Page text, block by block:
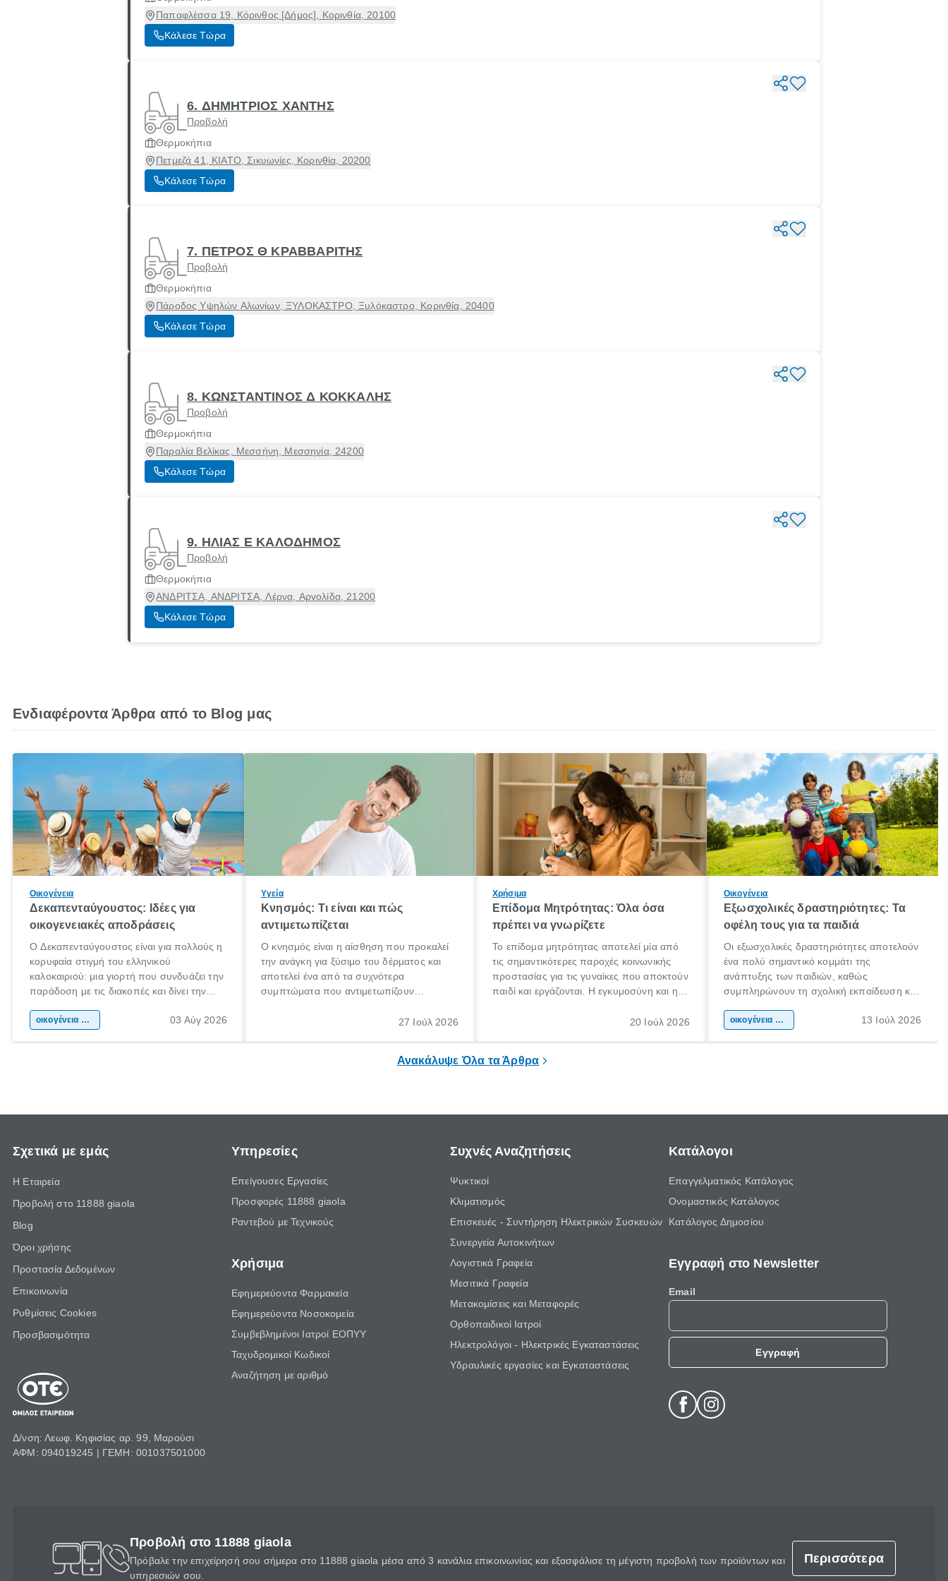
Παπαφλέσσα 19, Κόρινθος [Δήμος], Κορινθία, 20100
Κάλεσε Τώρα
6. ΔΗΜΗΤΡΙΟΣ ΧΑΝΤΗΣ
Προβολή
Θερμοκήπια
Πετμεζά 41, ΚΙΑΤΟ, Σικυωνίες, Κορινθία, 20200
Κάλεσε Τώρα
7. ΠΕΤΡΟΣ Θ ΚΡΑΒΒΑΡΙΤΗΣ
Προβολή
Θερμοκήπια
Πάροδος Υψηλών Αλωνίων, ΞΥΛΟΚΑΣΤΡΟ, Ξυλόκαστρο, Κορινθία, 20400
Κάλεσε Τώρα
8. ΚΩΝΣΤΑΝΤΙΝΟΣ Δ ΚΟΚΚΑΛΗΣ
Προβολή
Θερμοκήπια
Παραλία Βελίκας, Μεσσήνη, Μεσσηνία, 24200
Κάλεσε Τώρα
9. ΗΛΙΑΣ Ε ΚΑΛΟΔΗΜΟΣ
Προβολή
Θερμοκήπια
ΑΝΔΡΙΤΣΑ, ΑΝΔΡΙΤΣΑ, Λέρνα, Αργολίδα, 21200
Κάλεσε Τώρα
Ενδιαφέροντα Άρθρα από το Blog μας
Οικογένεια
Δεκαπενταύγουστος: Ιδέες για
οικογενειακές αποδράσεις
Ο Δεκαπενταύγουστος είναι για πολλούς η
κορυφαία στιγμή του ελληνικού
καλοκαιριού: μια γιορτή που συνδυάζει την
παράδοση με τις διακοπές και δίνει την
χώρας. Είτε πρόκειται για λίγες μέρες
οικογένεια & παιδί 03 Αύγ 2026
Υγεία
Κνησμός: Τι είναι και πώς
αντιμετωπίζεται
Ο κνησμός είναι η αίσθηση που προκαλεί
την ανάγκη για ξύσιμο του δέρματος και
αποτελεί ένα από τα συχνότερα
συμπτώματα που αντιμετωπίζουν
πληροφορίες για το «κνησμός τι είναι»,
27 Ιούλ 2026
Χρήσιμα
Επίδομα Μητρότητας: Όλα όσα
πρέπει να γνωρίζετε
Το επίδομα μητρότητας αποτελεί μία από
τις σημαντικότερες παροχές κοινωνικής
προστασίας για τις γυναίκες που αποκτούν
παιδί και εργάζονται. Η εγκυμοσύνη και η
σημαντική περίοδος στη ζωή κάθε20 Ιούλ 2026
Οικογένεια
Εξωσχολικές δραστηριότητες: Τα
οφέλη τους για τα παιδιά
Οι εξωσχολικές δραστηριότητες αποτελούν
ένα πολύ σημαντικό κομμάτι της
ανάπτυξης των παιδιών, καθώς
συμπληρώνουν τη σχολική εκπαίδευση και
της προσωπικότητας, της κοινωνικότητας
οικογένεια & παιδί 13 Ιούλ 2026
Ανακάλυψε Όλα τα Άρθρα
Σχετικά με εμάς
Η Εταιρεία
Προβολή στο 11888 giaola
Blog
Όροι χρήσης
Προστασία Δεδομένων
Επικοινωνία
Ρυθμίσεις Cookies
Προσβασιμότητα
Δ/νση: Λεωφ. Κηφισίας αρ. 99, Μαρούσι
ΑΦΜ: 094019245 | ΓΕΜΗ: 001037501000
Υπηρεσίες
Επείγουσες Εργασίες
Προσφορές 11888 giaola
Ραντεβού με Τεχνικούς
Χρήσιμα
Εφημερεύοντα Φαρμακεία
Εφημερεύοντα Νοσοκομεία
Συμβεβλημένοι Ιατροί ΕΟΠΥΥ
Ταχυδρομικοί Κωδικοί
Αναζήτηση με αριθμό
Συχνές Αναζητήσεις
Ψυκτικοί
Κλιματισμός
Επισκευές - Συντήρηση Ηλεκτρικών Συσκευών
Συνεργεία Αυτοκινήτων
Λογιστικά Γραφεία
Μεσιτικά Γραφεία
Μετακομίσεις και Μεταφορές
Ορθοπαιδικοί Ιατροί
Ηλεκτρολόγοι - Ηλεκτρικές Εγκαταστάσεις
Υδραυλικές εργασίες και Εγκαταστάσεις
Κατάλογοι
Επαγγελματικός Κατάλογος
Ονομαστικός Κατάλογος
Κατάλογος Δημοσίου
Εγγραφή στο Newsletter
Email
Εγγραφή
Προβολή στο 11888 giaola
Πρόβαλε την επιχείρησή σου σήμερα στο 11888 giaola μέσα από 3 κανάλια επικοινωνίας και εξασφάλισε τη μέγιστη προβολή των προϊόντων και
υπηρεσιών σου.
Περισσότερα